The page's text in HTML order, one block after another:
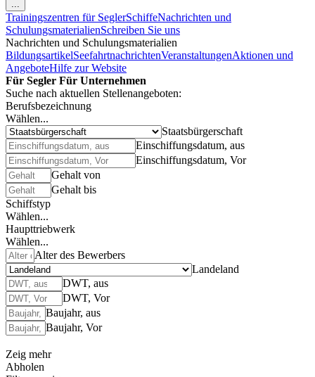
...
Trainingszentren für SeglerSchiffeNachrichten und
SchulungsmaterialienSchreiben Sie uns
Nachrichten und Schulungsmaterialien
BildungsartikelSeefahrtnachrichtenVeranstaltungenAktionen und
AngeboteHilfe zur Website
Für Segler Für Unternehmen
Suche nach aktuellen Stellenangeboten:
Berufsbezeichnung
Wählen...
Staatsbürgerschaft
Einschiffungsdatum, aus
Einschiffungsdatum, Vor
Gehalt von
Gehalt bis
Schiffstyp
Wählen...
Haupttriebwerk
Wählen...
Alter des Bewerbers
Landeland
DWT, aus
DWT, Vor
Baujahr, aus
Baujahr, Vor
Zeig mehr
Abholen